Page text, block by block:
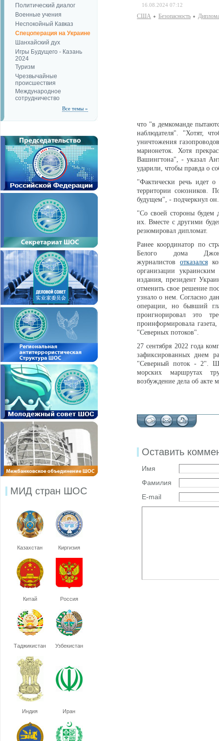
Политический диалог
Военные учения
Неспокойный Кавказ
Спецоперация на Украине
Шанхайский дух
Игры Будущего - Казань
2024
Туризм
Чрезвычайные
происшествия
Международное
сотрудничество
Все темы »
МИД стран ШОС
Казахстан Киргизия
Китай Россия
Таджикистан Узбекистан
Индия Иран
16.08.2024 07:12
США Безопаcность
что "в демкоманде
наблюдателя". "Хотят,
уничтожения
марионеток. Хотя
Вашингтона", - указал
ударили, чтобы правда о
"Фактически речь идет о
территории союзников.
будущем", - подчеркнул он.
"Со своей стороны будем
их. Вместе с другими
резюмировал дипломат.
Ранее координатор по
Белого дома
журналистовотказался
организации
издания, президент
отменить свое решение
узнало о нем. Согласно
операции, но бывший
проигнорировал это
проинформировала
"Северных потоков".
27 сентября 2022 года
зафиксированных днем
"Северный поток - 2".
морских маршрутах
возбуждение дела об акте
Оставить
Имя
Фамилия
E-mail